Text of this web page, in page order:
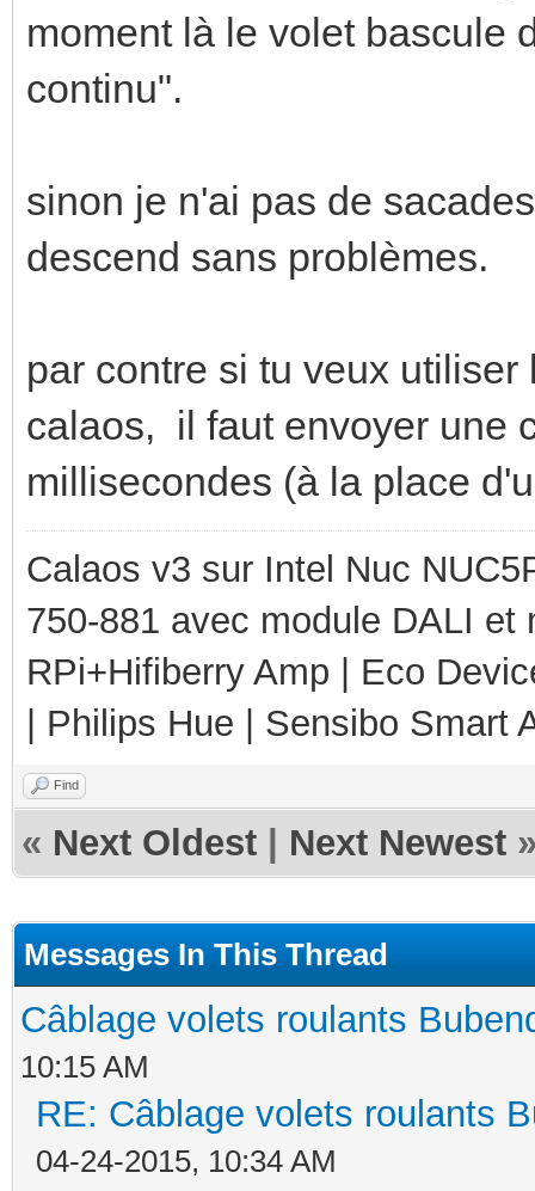
moment là le volet bascule
continu".
sinon je n'ai pas de
descend sans problèmes.
par contre si tu veux
calaos, il faut envoyer une
millisecondes (à la place
Calaos v3 sur Intel Nuc
750-881 avec module DALI
RPi+Hifiberry Amp | Eco
| Philips Hue | Sensibo Smart
Find
« Next Oldest Next Newest
Messages In This Thread
Câblage volets roulants
10:15 AM
RE: Câblage volets roulants
04-24-2015, 10:34 AM